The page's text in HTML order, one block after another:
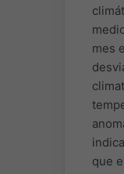
mes
que